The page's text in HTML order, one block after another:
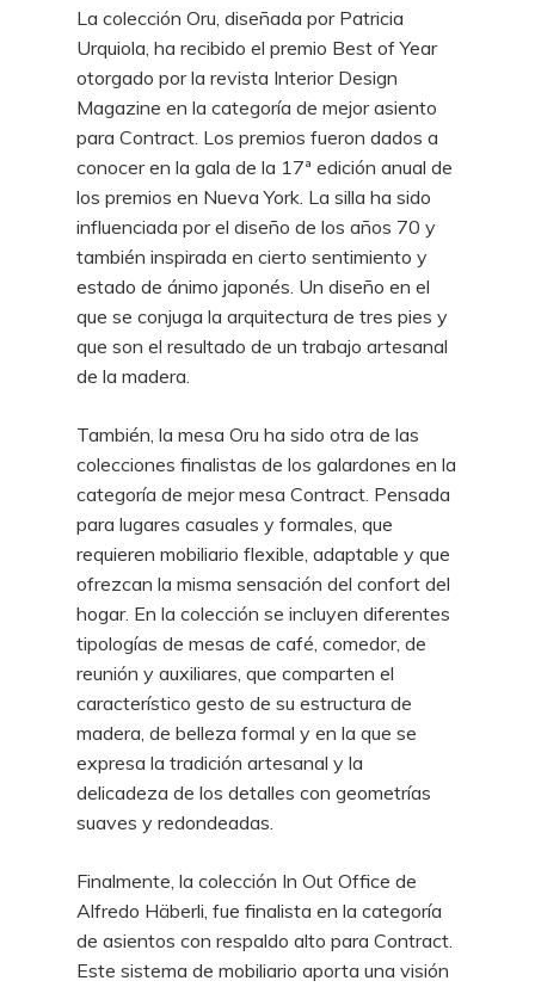
La colección Oru, diseñada por Patricia
Urquiola, ha recibido el premio Best of Year
otorgado por la revista Interior Design
Magazine en la categoría de mejor asiento
para Contract. Los premios fueron dados a
conocer en la gala de la 17ª edición anual de
los premios en Nueva York. La silla ha sido
influenciada por el diseño de los años 70 y
también inspirada en cierto sentimiento y
estado de ánimo japonés. Un diseño en el
que se conjuga la arquitectura de tres pies y
que son el resultado de un trabajo artesanal
de la madera.
También, la mesa Oru ha sido otra de las
colecciones finalistas de los galardones en la
categoría de mejor mesa Contract. Pensada
para lugares casuales y formales, que
requieren mobiliario flexible, adaptable y que
ofrezcan la misma sensación del confort del
hogar. En la colección se incluyen diferentes
tipologías de mesas de café, comedor, de
reunión y auxiliares, que comparten el
característico gesto de su estructura de
madera, de belleza formal y en la que se
expresa la tradición artesanal y la
delicadeza de los detalles con geometrías
suaves y redondeadas.
Finalmente, la colección In Out Office de
Alfredo Häberli, fue finalista en la categoría
de asientos con respaldo alto para Contract.
Este sistema de mobiliario aporta una visión